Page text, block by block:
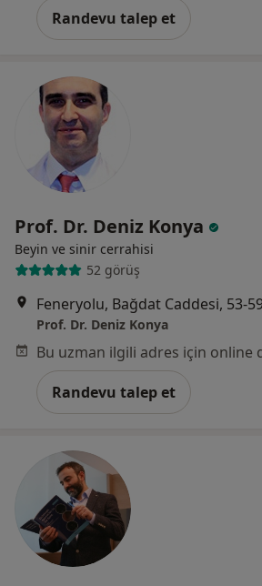
Randevu talep et
Prof. Dr. Deniz Konya
Beyin ve sinir cerrahisi
52 görüş
Prof. Dr. Deniz Konya
Randevu talep et